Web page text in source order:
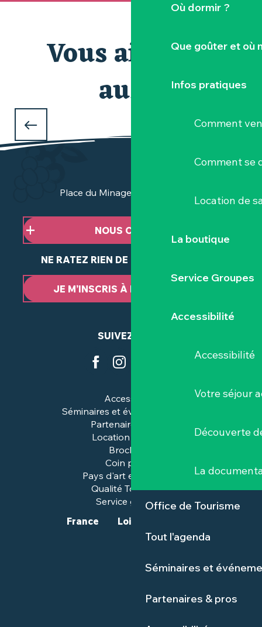
Où dormir ?
Que goûter et où
Infos pratiques
Comment
Comment se
Location de
La boutique
Service Groupes
Accessibilité
Accessibilité
Votre séjour
Découverte
La
Office de Tourisme
Tout l'agenda
Séminaires et
Partenaires & pros
Vous aimerez
aussi
QUE FAIRE PENDANT LES VACANCES
D'AVRIL
Place du Minage - 44190 Clisson
NOUS CONTACTER
NE RATEZ RIEN DE NOTRE ACTUALITÉ
JE M’INSCRIS À LA NEWSLETTER
SUIVEZ-NOUS
Accessibilité
Séminaires et événements pros
Partenaires & pros
Location de salles
Brochures
Coin presse
Pays d'art et d'histoire
Qualité Tourisme™
Service groupes
France
Loire-Atlantique